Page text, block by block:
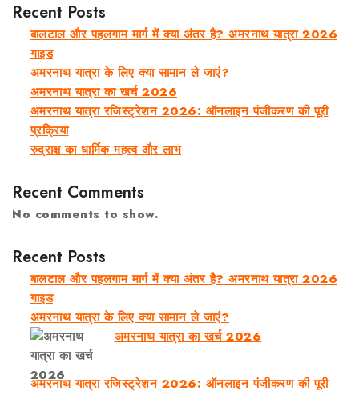
Recent Posts
बालटाल और पहलगाम मार्ग में क्या अंतर है? अमरनाथ यात्रा 2026
गाइड
अमरनाथ यात्रा के लिए क्या सामान ले जाएं?
अमरनाथ यात्रा का खर्च 2026
अमरनाथ यात्रा रजिस्ट्रेशन 2026: ऑनलाइन पंजीकरण की पूरी
प्रक्रिया
रुद्राक्ष का धार्मिक महत्व और लाभ
Recent Comments
No comments to show.
Recent Posts
बालटाल और पहलगाम मार्ग में क्या अंतर है? अमरनाथ यात्रा 2026
गाइड
अमरनाथ यात्रा के लिए क्या सामान ले जाएं?
अमरनाथ यात्रा का खर्च 2026
अमरनाथ यात्रा रजिस्ट्रेशन 2026: ऑनलाइन पंजीकरण की पूरी